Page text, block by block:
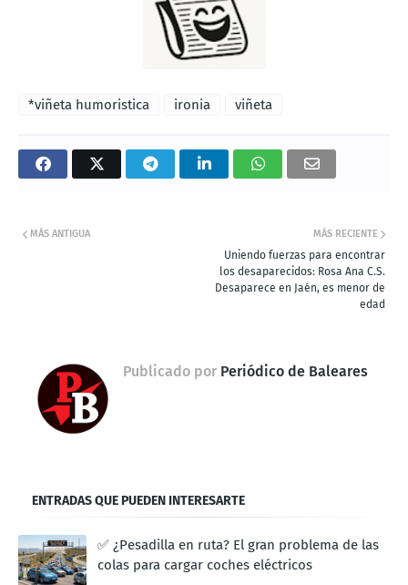
*viñeta humoristica ironia viñeta
MÁS RECIENTE
Uniendo fuerzas para encontrar
los desaparecidos: Rosa Ana C.S.
Desaparece en Jaén, es menor de
edad
MÁS ANTIGUA
Publicado por Periódico de Baleares
ENTRADAS QUE PUEDEN INTERESARTE
✅ ¿Pesadilla en ruta? El gran problema de las
colas para cargar coches eléctricos